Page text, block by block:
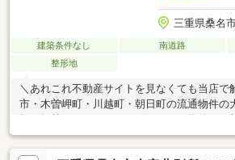
三重県桑名
建築条件なし 南道路
整形地
＼あれこれ不動産サイトを見なくても当店で
市・木曽岬町・川越町・朝日町の流通物件の
報で掲載！ほかのページで気になる物件もご
成小学校／成徳中学校◆桑名市コミュニティ
約4分◆小学校まで徒歩約10分◆前面道路広